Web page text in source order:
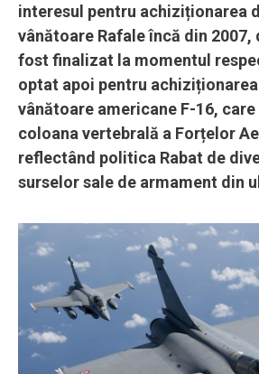
interesul pentru achiziționarea
vânătoare Rafale încă din 2007,
fost finalizat la momentul
optat apoi pentru
vânătoare americane F-16,
coloana vertebrală a Forțelor
reflectând politica Rabat de
surselor sale de armament din